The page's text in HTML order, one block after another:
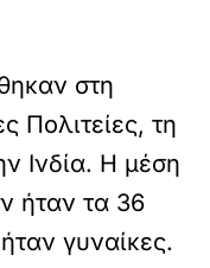
στη
Πολιτείες, τη
Ινδία. Η μέση
ήταν τα 36
γυναίκες.